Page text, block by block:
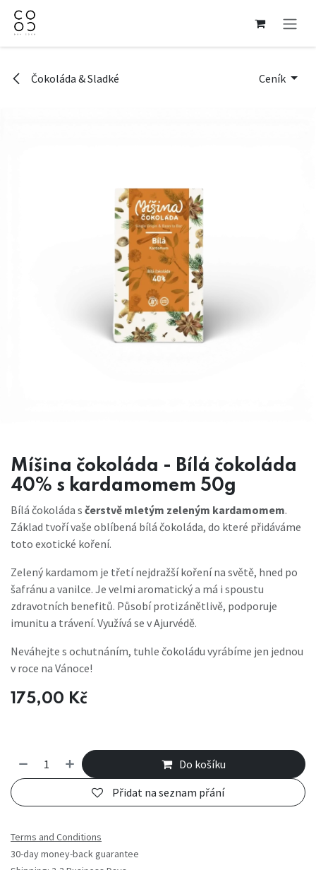
Přejít na obsah
Čokoláda & Sladké Ceník
Míšina čokoláda - Bílá čokoláda
40% s kardamomem 50g
Bílá čokoláda s čerstvě mletým zeleným kardamomem.
Základ tvoří vaše oblíbená bílá čokoláda, do které přidáváme
toto exotické koření.
Zelený kardamom je třetí nejdražší koření na světě, hned po
šafránu a vanilce. Je velmi aromatický a má i spoustu
zdravotních benefitů. Působí protizánětlivě, podporuje
imunitu a trávení. Využívá se v Ajurvédě.
Neváhejte s ochutnáním, tuhle čokoládu vyrábíme jen jednou
v roce na Vánoce!
175,00 Kč
Do košíku
Přidat na seznam přání
Terms and Conditions
30-day money-back guarantee